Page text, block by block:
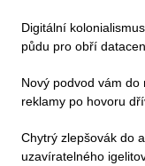
Digitální
půdu pro obří
Nový podvod vám do
reklamy po hovoru
Chytrý zlepšovák do
uzavíratelného